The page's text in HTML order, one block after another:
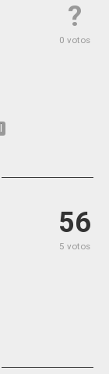
?
0 votos
56
5 votos